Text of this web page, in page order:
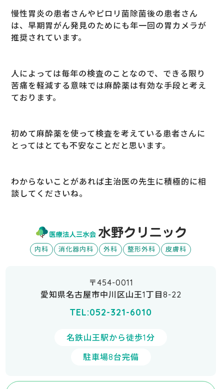
慢性胃炎の患者さんやピロリ菌除菌後の患者さん
は、早期胃がん発見のためにも年一回の胃カメラが
推奨されています。
人によっては毎年の検査のことなので、できる限り
苦痛を軽減する意味では麻酔薬は有効な手段と考え
ております。
初めて麻酔薬を使って検査を考えている患者さんに
とってはとても不安なことだと思います。
わからないことがあれば主治医の先生に積極的に相
談してくださいね。
内科 消化器内科 外科 整形外科 皮膚科
〒454-0011
愛知県名古屋市中川区山王1丁目8-22
TEL:052-321-6010
名鉄山王駅から徒歩1分
駐車場8台完備